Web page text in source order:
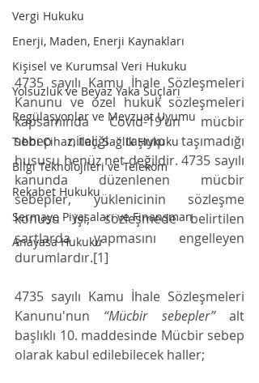
Vergi Hukuku
Enerji, Maden, Enerji Kaynakları
Kişisel ve Kurumsal Veri Hukuku
Yolsuzluk ve Beyaz Yaka Suçları
Regülasyonlar ve Mevzuat Uyumu
Tıbbi Cihaz, İlaç, Sağlık Hukuku
Bilgi Teknolojileri ve Telekom
Rekabet Hukuku
Sermaye Piyasaları ve Finansman
Anayasa Hukuku
4735 sayılı Kamu İhale Sözleşmeleri
Kanunu ve özel hukuk sözleşmeleri
kapsamında Covid-19’un mücbir
sebep niteliği taşıyıp taşımadığı
hususu henüz net değildir. 4735 sayılı
kanunda düzenlenen mücbir
sebepler, yüklenicinin sözleşme
konusu işi, sözleşmede belirtilen
şartlarda yapmasını engelleyen
durumlardır.[1]
4735 sayılı Kamu İhale Sözleşmeleri
Kanunu'nun “Mücbir sebepler” alt
başlıklı 10. maddesinde Mücbir sebep
olarak kabul edilebilecek haller;